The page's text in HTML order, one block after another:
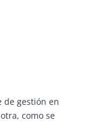
de gestión en
como se